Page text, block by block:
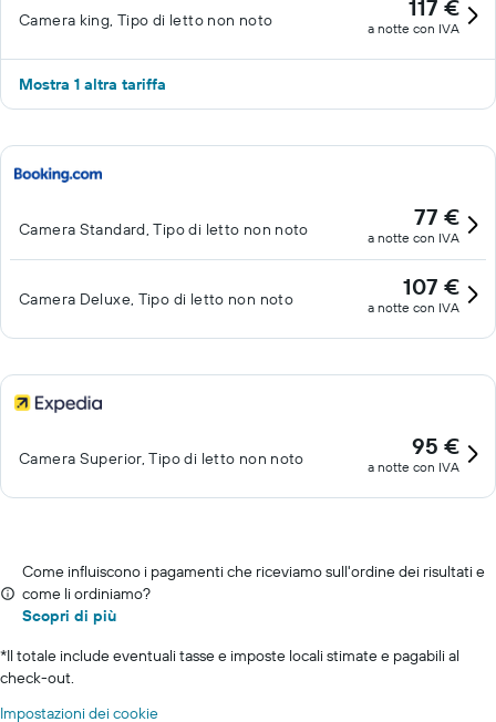
Camera king, Tipo di letto non noto 117 €
a notte con IVA
Mostra 1 altra tariffa
Camera Standard, Tipo di letto non noto 77 €
a notte con IVA
Camera Deluxe, Tipo di letto non noto 107 €
a notte con IVA
Camera Superior, Tipo di letto non noto 95 €
a notte con IVA
Come influiscono i pagamenti che riceviamo sull'ordine dei risultati e
come li ordiniamo?
Scopri di più
*Il totale include eventuali tasse e imposte locali stimate e pagabili al
check-out.
Impostazioni dei cookie